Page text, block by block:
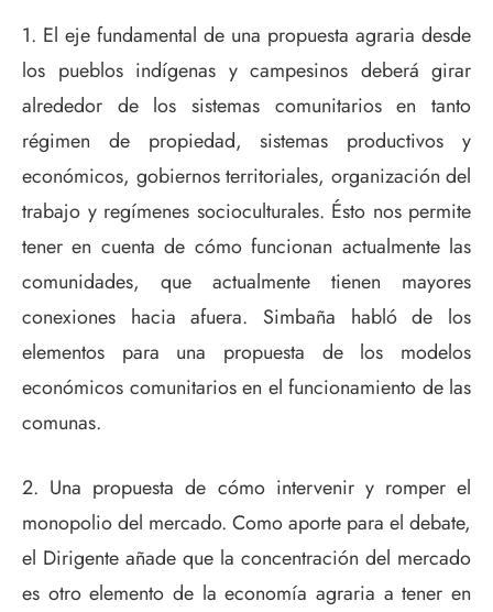
1. El eje fundamental de una propuesta agraria desde
los pueblos indígenas y campesinos deberá girar
alrededor de los sistemas comunitarios en tanto
régimen de propiedad, sistemas productivos y
económicos, gobiernos territoriales, organización del
trabajo y regímenes socioculturales. Ésto nos permite
tener en cuenta de cómo funcionan actualmente las
comunidades, que actualmente tienen mayores
conexiones hacia afuera. Simbaña habló de los
elementos para una propuesta de los modelos
económicos comunitarios en el funcionamiento de las
comunas.
2. Una propuesta de cómo intervenir y romper el
monopolio del mercado. Como aporte para el debate,
el Dirigente añade que la concentración del mercado
es otro elemento de la economía agraria a tener en